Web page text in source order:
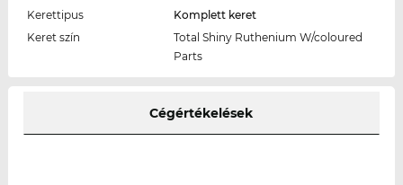
Kerettipus
Komplett keret
Keret szín
Total Shiny Ruthenium W/coloured
Parts
Cégértékelések